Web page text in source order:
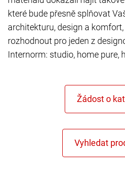
které bude přesně splňovat
architekturu, design a
rozhodnout pro jeden z
Internorm: studio, home pure,